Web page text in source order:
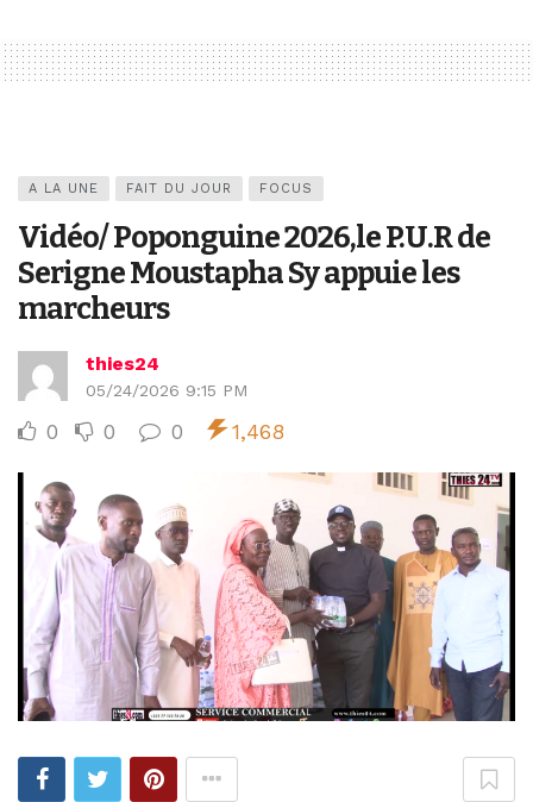
A LA UNE FAIT DU JOUR FOCUS
Vidéo/ Poponguine 2026,le P.U.R de
Serigne Moustapha Sy appuie les
marcheurs
thies24
05/24/2026 9:15 PM
0 0 0 1,468